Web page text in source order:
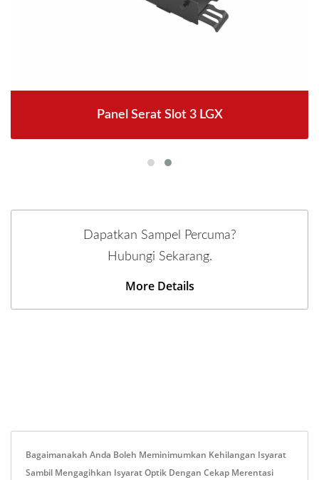
Panel Serat Slot 3 LGX
Dapatkan Sampel Percuma?
Hubungi Sekarang.
More Details
Bagaimanakah Anda Boleh Meminimumkan Kehilangan Isyarat
Sambil Mengagihkan Isyarat Optik Dengan Cekap Merentasi